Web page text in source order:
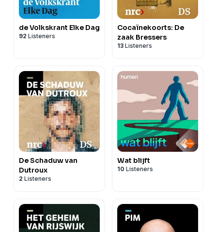
de Volkskrant Elke Dag
92 Listeners
Cocaïnekoorts: De
zaak Bressers
13 Listeners
De Schaduw van
Dutroux
2 Listeners
Wat blijft
10 Listeners